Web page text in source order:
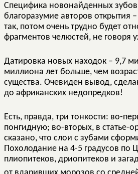
Специфика новонайденных
благоразумие авторов открытия
так, потом очень трудно будет
фрагментов челюстей, не говоря
Датировка новых находок – 9,7
миллиона лет больше, чем
существа. Очевиден вывод,
до африканских недопредков!
Есть, правда, три тонкости: во-
понгидную; во-вторых, в статье-
сказано, что слои с зубами
Похолодание на 4-5 градусов по
плиопитеков, дриопитеков и